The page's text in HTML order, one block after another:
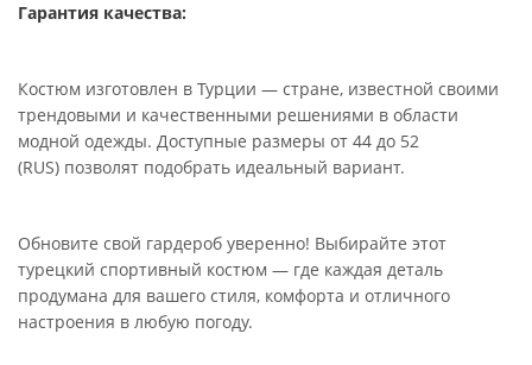
Гарантия качества:
Костюм изготовлен в Турции — стране, известной своими
трендовыми и качественными решениями в области
модной одежды. Доступные размеры от 44 до 52
(RUS) позволят подобрать идеальный вариант.
Обновите свой гардероб уверенно! Выбирайте этот
турецкий спортивный костюм — где каждая деталь
продумана для вашего стиля, комфорта и отличного
настроения в любую погоду.